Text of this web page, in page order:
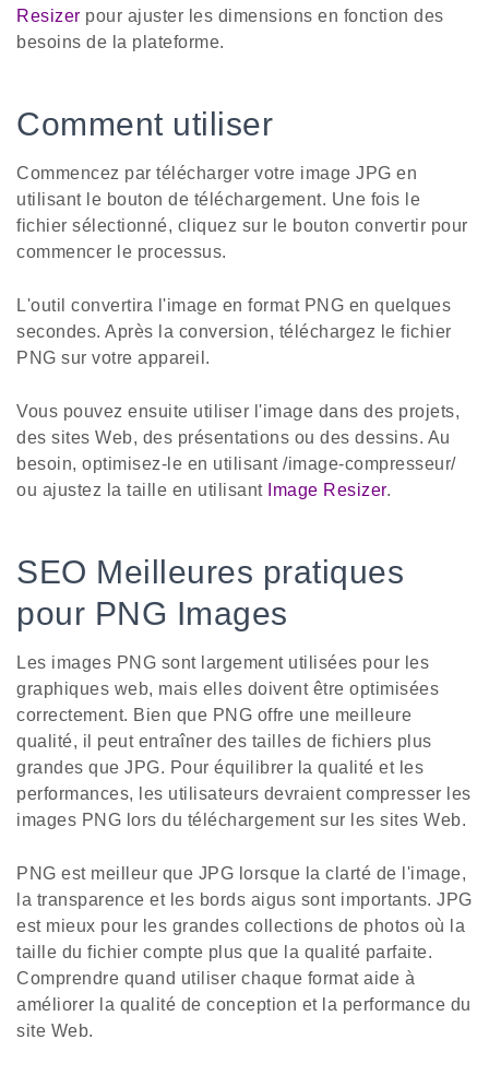
Resizer pour ajuster les dimensions en fonction des
besoins de la plateforme.
Comment utiliser
Commencez par télécharger votre image JPG en
utilisant le bouton de téléchargement. Une fois le
fichier sélectionné, cliquez sur le bouton convertir pour
commencer le processus.
L'outil convertira l'image en format PNG en quelques
secondes. Après la conversion, téléchargez le fichier
PNG sur votre appareil.
Vous pouvez ensuite utiliser l'image dans des projets,
des sites Web, des présentations ou des dessins. Au
besoin, optimisez-le en utilisant /image-compresseur/
ou ajustez la taille en utilisant Image Resizer.
SEO Meilleures pratiques
pour PNG Images
Les images PNG sont largement utilisées pour les
graphiques web, mais elles doivent être optimisées
correctement. Bien que PNG offre une meilleure
qualité, il peut entraîner des tailles de fichiers plus
grandes que JPG. Pour équilibrer la qualité et les
performances, les utilisateurs devraient compresser les
images PNG lors du téléchargement sur les sites Web.
PNG est meilleur que JPG lorsque la clarté de l'image,
la transparence et les bords aigus sont importants. JPG
est mieux pour les grandes collections de photos où la
taille du fichier compte plus que la qualité parfaite.
Comprendre quand utiliser chaque format aide à
améliorer la qualité de conception et la performance du
site Web.